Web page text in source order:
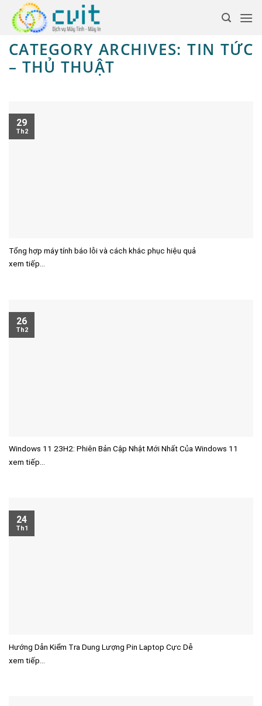
CATEGORY ARCHIVES:TIN TỨC
– THỦ THUẬT
Tổng hợp máy tính báo lỗi và cách khắc phục hiệu quả
xem tiếp...
29
Th2
Windows 11 23H2: Phiên Bản Cập Nhật Mới Nhất Của Windows 11
xem tiếp...
26
Th2
Hướng Dẫn Kiểm Tra Dung Lượng Pin Laptop Cực Dễ
xem tiếp...
24
Th1